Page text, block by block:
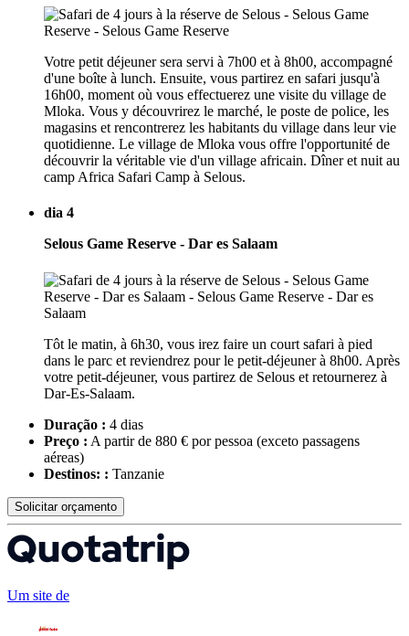
Votre petit déjeuner sera servi à 7h00 et à 8h00, accompagné
d'une boîte à lunch. Ensuite, vous partirez en safari jusqu'à
16h00, moment où vous effectuerez une visite du village de
Mloka. Vous y découvrirez le marché, le poste de police, les
magasins et rencontrerez les habitants du village dans leur vie
quotidienne. Le village de Mloka vous offre l'opportunité de
découvrir la véritable vie d'un village africain. Dîner et nuit au
camp Africa Safari Camp à Selous.
dia 4
Selous Game Reserve - Dar es Salaam
Tôt le matin, à 6h30, vous irez faire un court safari à pied
dans le parc et reviendrez pour le petit-déjeuner à 8h00. Après
votre petit-déjeuner, vous partirez de Selous et retournerez à
Dar-Es-Salaam.
Duração : 4 dias
Preço : A partir de 880 € por pessoa (exceto passagens
aéreas)
Destinos: : Tanzanie
Solicitar orçamento
Um site de